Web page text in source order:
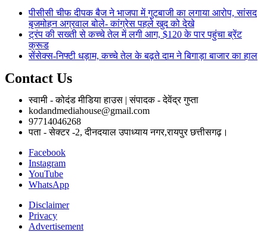
पीसीसी चीफ दीपक बैज ने भाजपा में गुटबाजी का लगाया आरोप, सांसद
बृजमोहन अग्रवाल बोले- कांग्रेस पहले खुद को देखे
ट्रंप की सख्ती से कच्चे तेल में लगी आग, $120 के पार पहुंचा ब्रेंट
क्रूड
सेंसेक्स-निफ्टी धड़ाम, कच्चे तेल के बढ़ते दाम ने बिगाड़ा बाजार का हाल
Contact Us
स्वामी - कोदंड मीडिया हाउस | संपादक - देवेंद्र गुप्ता
kodandmediahouse@gmail.com
97714046268
पता - सेक्टर -2, दीनदयाल उपाध्याय नगर,रायपुर छत्तीसगढ़।
Facebook
Instagram
YouTube
WhatsApp
Disclaimer
Privacy
Advertisement